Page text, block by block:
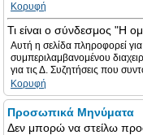
Κορυφή
Τι είναι ο σύνδεσμος "Η
Αυτή η σελίδα πληροφορεί
συμπεριλαμβανομένου
για τις Δ. Συζητήσεις που
Κορυφή
Προσωπικά Μηνύματα
Δεν μπορώ να στείλω